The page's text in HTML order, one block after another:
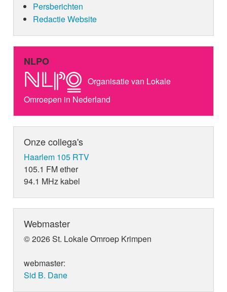
Persberichten
Redactie Website
NLPO
Organisatie van Lokale
Omroepen in Nederland
Onze collega's
Haarlem 105 RTV
105.1 FM ether
94.1 MHz kabel
Webmaster
© 2026 St. Lokale Omroep Krimpen
webmaster:
Sid B. Dane